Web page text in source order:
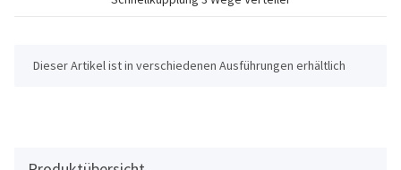
x
Dieser Artikel ist in verschiedenen Ausführungen erhältlich